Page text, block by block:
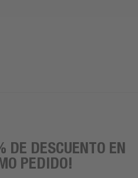
DE DESCUENTO EN
PEDIDO!